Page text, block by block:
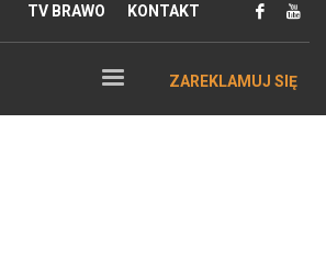
TV BRAWO KONTAKT
ZAREKLAMUJ SIĘ